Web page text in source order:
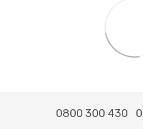
0800 300 430